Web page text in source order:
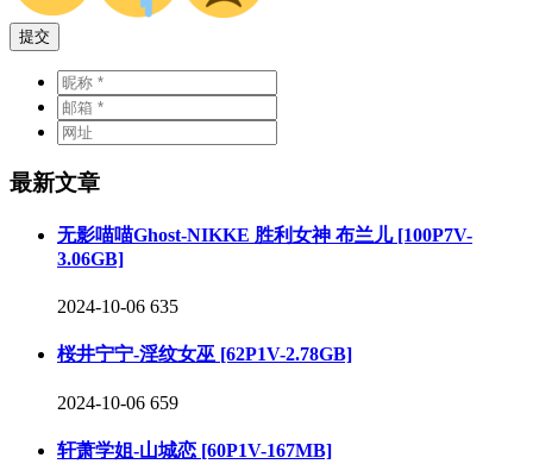
提交
最新文章
无影喵喵Ghost-NIKKE 胜利女神 布兰儿 [100P7V-
3.06GB]
2024-10-06 635
桜井宁宁-淫纹女巫 [62P1V-2.78GB]
2024-10-06 659
轩萧学姐-山城恋 [60P1V-167MB]